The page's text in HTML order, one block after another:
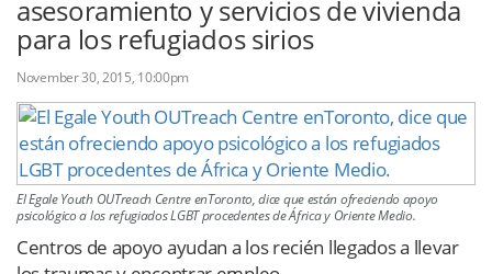
Iniciar sesión con Clascal
×
asesoramiento y servicios de vivienda
para los refugiados sirios
November 30, 2015, 10:00pm
El Egale Youth OUTreach Centre enToronto, dice que están ofreciendo apoyo
psicológico a los refugiados LGBT procedentes de África y Oriente Medio.
Centros de apoyo ayudan a los recién llegados a llevar